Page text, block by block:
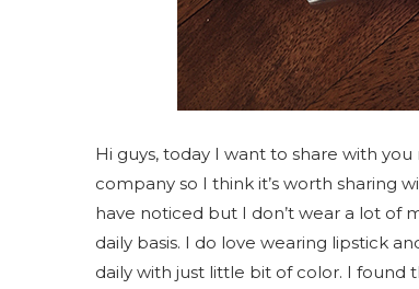
Hi guys, today I want to share with
company so I think it’s worth sharing
have noticed but I don’t wear a lot of
daily basis. I do love wearing lipstick
daily with just little bit of color. I found